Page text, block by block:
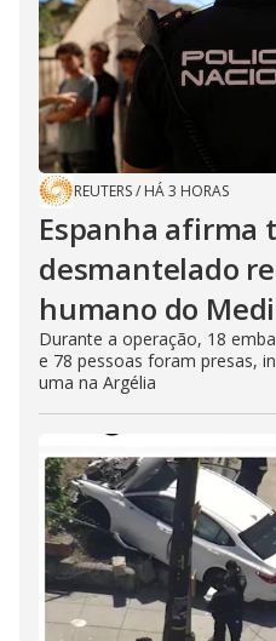
REUTERS/ HÁ 3 HORAS
Espanha afirma
desmantelado
humano do
Durante a operação, 18
e 78 pessoas foram presas,
uma na Argélia